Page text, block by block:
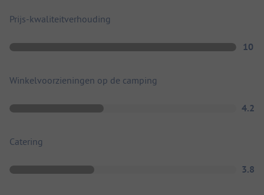
Prijs-kwaliteitverhouding
10
Winkelvoorzieningen op de camping
4.2
Catering
3.8